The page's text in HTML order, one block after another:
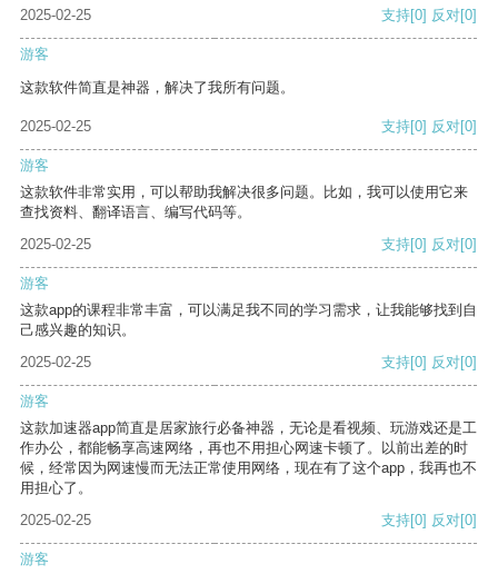
2025-02-25
支持[0] 反对[0]
游客
这款软件简直是神器，解决了我所有问题。
2025-02-25 支持[0] 反对[0]
游客
这款软件非常实用，可以帮助我解决很多问题。比如，我可以使用它来
查找资料、翻译语言、编写代码等。
2025-02-25
支持[0] 反对[0]
游客
这款app的课程非常丰富，可以满足我不同的学习需求，让我能够找到自
己感兴趣的知识。
2025-02-25
支持[0] 反对[0]
游客
这款加速器app简直是居家旅行必备神器，无论是看视频、玩游戏还是工
作办公，都能畅享高速网络，再也不用担心网速卡顿了。以前出差的时
候，经常因为网速慢而无法正常使用网络，现在有了这个app，我再也不
用担心了。
2025-02-25
支持[0] 反对[0]
游客